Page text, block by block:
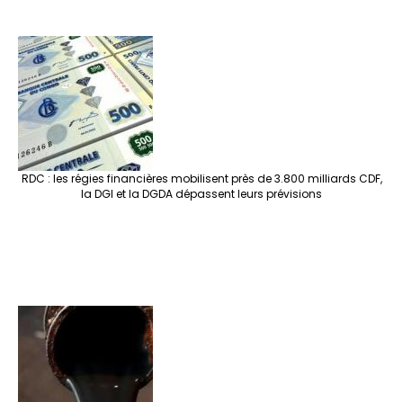
RDC : les régies financières mobilisent près de 3.800 milliards CDF,
la DGI et la DGDA dépassent leurs prévisions